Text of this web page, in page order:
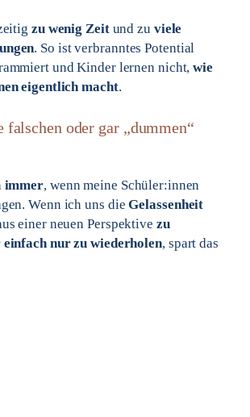
zu wenig Zeitund zu viele
. So ist verbranntes Potential
und Kinder lernen nicht,wie
eigentlich macht.
falschen oder gar „dummen“
immer, wenn meine Schüler:innen
Wenn ich uns die Gelassenheit
einer neuen Perspektive zu
nur zu wiederholen, spart das